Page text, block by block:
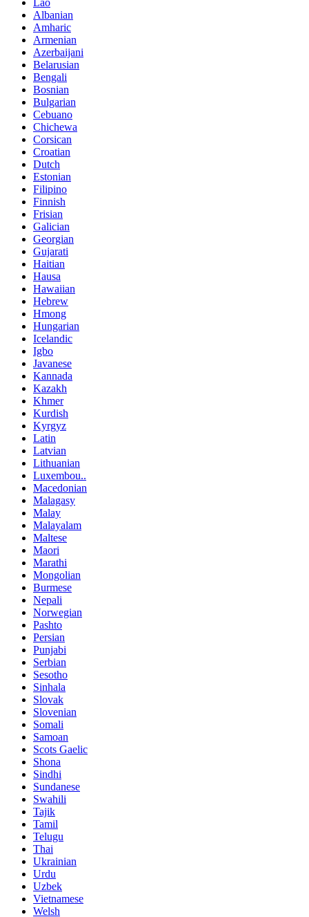
Albanian
Amharic
Armenian
Azerbaijani
Belarusian
Bengali
Bosnian
Bulgarian
Cebuano
Chichewa
Corsican
Croatian
Dutch
Estonian
Filipino
Finnish
Frisian
Galician
Georgian
Gujarati
Haitian
Hausa
Hawaiian
Hebrew
Hmong
Hungarian
Icelandic
Igbo
Javanese
Kannada
Kazakh
Khmer
Kurdish
Kyrgyz
Latin
Latvian
Lithuanian
Luxembou..
Macedonian
Malagasy
Malay
Malayalam
Maltese
Maori
Marathi
Mongolian
Burmese
Nepali
Norwegian
Pashto
Persian
Punjabi
Serbian
Sesotho
Sinhala
Slovak
Slovenian
Somali
Samoan
Scots Gaelic
Shona
Sindhi
Sundanese
Swahili
Tajik
Tamil
Telugu
Thai
Ukrainian
Urdu
Uzbek
Vietnamese
Welsh